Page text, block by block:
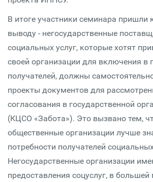
В итоге участники семинара пришли
выводу - негосударственные
социальных услуг, которые хотят
своей организации для включения в
получателей, должны
проекты документов для
согласования в государственной
(КЦСО «Забота»). Это вызвано тем,
общественные организации лучше
потребности получателей
Негосударственные организации
предоставления соцуслуг, в